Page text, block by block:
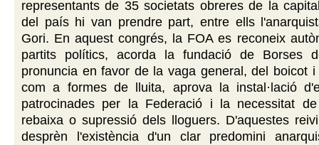
representants de 35 societats obreres de la
del país hi van prendre part, entre ells
Gori. En aquest congrés, la FOA es reconeix
partits polítics, acorda la fundació de Borses
pronuncia en favor de la vaga general, del boicot i
com a formes de lluita, aprova la instal·lació
patrocinades per la Federació i la necessitat
rebaixa o supressió dels lloguers. D'aquestes
desprèn l'existència d'un clar predomini